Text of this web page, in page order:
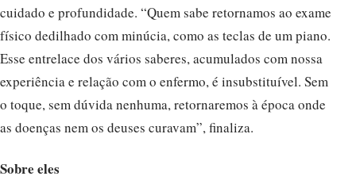
cuidado e profundidade. “Quem sabe retornamos ao exame
físico dedilhado com minúcia, como as teclas de um piano.
Esse entrelace dos vários saberes, acumulados com nossa
experiência e relação com o enfermo, é insubstituível. Sem
o toque, sem dúvida nenhuma, retornaremos à época onde
as doenças nem os deuses curavam”, finaliza.
Sobre eles